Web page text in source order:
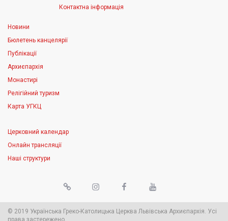
Контактна інформація
Новини
Бюлетень канцелярії
Публікації
Архиєпархія
Монастирі
Релігійний туризм
Карта УГКЦ
Церковний календар
Онлайн трансляції
Наші структури
© 2019 Українська Греко-Католицька Церква Львівська Архиєпархія. Усі